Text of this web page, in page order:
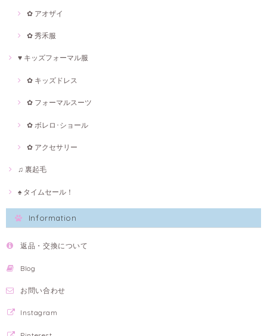
✿ アオザイ
✿ 秀禾服
♥ キッズフォーマル服
✿ キッズドレス
✿ フォーマルスーツ
✿ ボレロ･ショール
✿ アクセサリー
♫ 裏起毛
♠ タイムセール！
Information
返品・交換について
Blog
お問い合わせ
Instagram